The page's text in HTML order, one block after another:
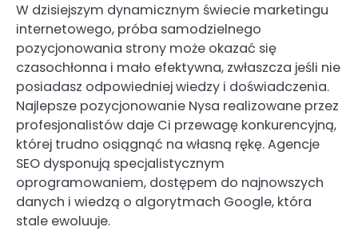
W dzisiejszym dynamicznym świecie marketingu
internetowego, próba samodzielnego
pozycjonowania strony może okazać się
czasochłonna i mało efektywna, zwłaszcza jeśli nie
posiadasz odpowiedniej wiedzy i doświadczenia.
Najlepsze pozycjonowanie Nysa realizowane przez
profesjonalistów daje Ci przewagę konkurencyjną,
której trudno osiągnąć na własną rękę. Agencje
SEO dysponują specjalistycznym
oprogramowaniem, dostępem do najnowszych
danych i wiedzą o algorytmach Google, która
stale ewoluuje.